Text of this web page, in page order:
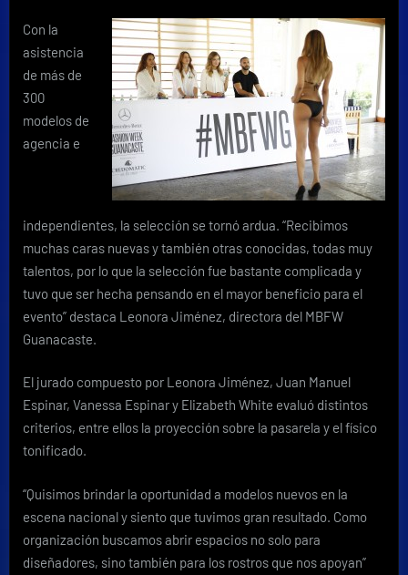
Con la
asistencia
de más de
300
modelos de
agencia e
independientes, la selección se tornó ardua. “Recibimos
muchas caras nuevas y también otras conocidas, todas muy
talentos, por lo que la selección fue bastante complicada y
tuvo que ser hecha pensando en el mayor beneficio para el
evento” destaca Leonora Jiménez, directora del MBFW
Guanacaste.
El jurado compuesto por Leonora Jiménez, Juan Manuel
Espinar, Vanessa Espinar y Elizabeth White evaluó distintos
criterios, entre ellos la proyección sobre la pasarela y el físico
tonificado.
“Quisimos brindar la oportunidad a modelos nuevos en la
escena nacional y siento que tuvimos gran resultado. Como
organización buscamos abrir espacios no solo para
diseñadores, sino también para los rostros que nos apoyan”